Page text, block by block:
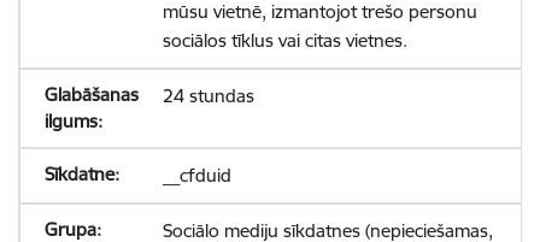
mūsu vietnē, izmantojot trešo personu
sociālos tīklus vai citas vietnes.
24 stundas
__cfduid
Sociālo mediju sīkdatnes (nepieciešamas,